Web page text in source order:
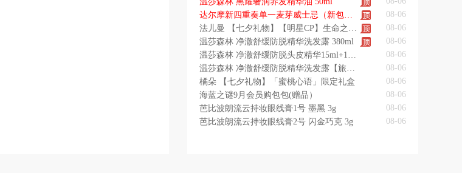
达尔摩新四重奏单一麦芽威士忌（新包装）
08-06
法儿曼 【七夕礼物】【明星CP】生命之泉幸福面膜组合 150ml+75ml
08-06
温莎森林 净澈舒缓防脱精华洗发露 380ml
08-06
温莎森林 净澈舒缓防脱头皮精华15ml+15ml
08-06
温莎森林 净澈舒缓防脱精华洗发露【旅行装】 100ml
08-06
橘朵 【七夕礼物】「蜜桃心语」限定礼盒
08-06
海蓝之谜9月会员购包包(赠品）
08-06
芭比波朗流云持妆眼线膏1号 墨黑 3g
08-06
芭比波朗流云持妆眼线膏2号 闪金巧克 3g
08-06